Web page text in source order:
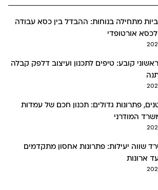
מתחילה בנוחות: ההבדל בין כסא עבודה
אורטופדי
קובע: טיפים לתכנון ועיצוב דלפק קבלה
פתרונות גדולים: תכנון חכם של עמדות
המודרני
שווה יעילות: פתרונות אחסון מתקדמים
ארונות